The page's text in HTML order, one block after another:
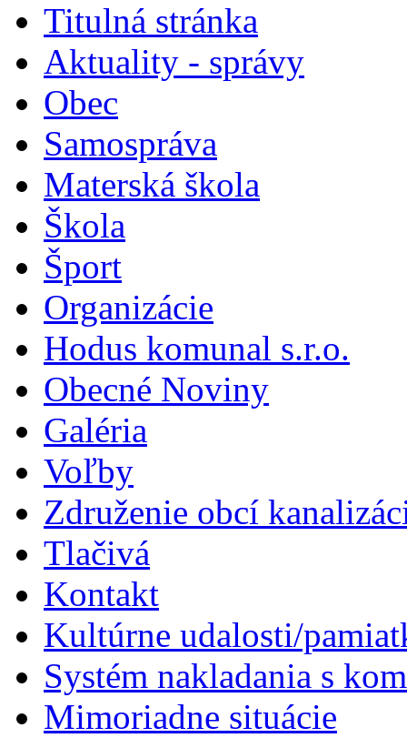
Titulná stránka
Aktuality - správy
Obec
Samospráva
Materská škola
Škola
Šport
Organizácie
Hodus komunal s.r.o.
Obecné Noviny
Galéria
Voľby
Združenie obcí
Tlačivá
Kontakt
Kultúrne udalosti/
Systém nakladania s
Mimoriadne situácie